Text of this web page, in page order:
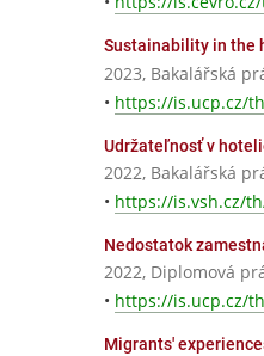
Sustainability in the
2023, Bakalářská
• https://is.ucp.cz/
Udržateľnosť v
2022, Bakalářská
• https://is.vsh.cz/
Nedostatok
2022, Diplomová
• https://is.ucp.cz/
Migrants'